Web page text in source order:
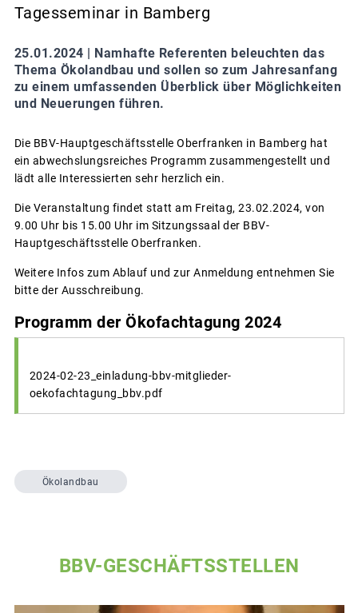
Tagesseminar in Bamberg
25.01.2024 | Namhafte Referenten beleuchten das
Thema Ökolandbau und sollen so zum Jahresanfang
zu einem umfassenden Überblick über Möglichkeiten
und Neuerungen führen.
Die BBV-Hauptgeschäftsstelle Oberfranken in Bamberg hat
ein abwechslungsreiches Programm zusammengestellt und
lädt alle Interessierten sehr herzlich ein.
Die Veranstaltung findet statt am Freitag, 23.02.2024, von
9.00 Uhr bis 15.00 Uhr im Sitzungssaal der BBV-
Hauptgeschäftsstelle Oberfranken.
Weitere Infos zum Ablauf und zur Anmeldung entnehmen Sie
bitte der Ausschreibung.
Programm der Ökofachtagung 2024
2024-02-23_einladung-bbv-mitglieder-
oekofachtagung_bbv.pdf
Ökolandbau
BBV-GESCHÄFTSSTELLEN